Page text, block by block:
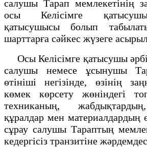
салушы Тарап мемлекетінің
осы Келісімге
қатысушысы болып
шарттарға сәйкес жүзеге
Осы Келісімге қатысушы
салушы немесе ұсынушы
өтініші негізінде, өзінің
көмек көрсету жөніндегі
техниканың,
құралдар мен материалдардың
сұрау салушы Тараптың
кедергісіз транзитіне